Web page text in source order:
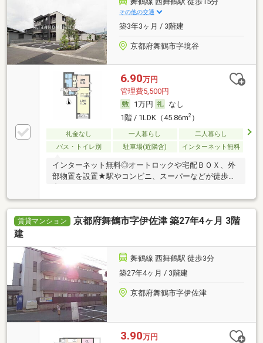
その他の交通
築3年3ヶ月 / 3階建
京都府舞鶴市字境谷
6.90万円
管理費5,500円
1万円
なし
1階 / 1LDK（45.86m2）
礼金なし 一人暮らし
二人暮らし
バス・トイレ別
駐車場(近隣含) インターネット無料
インターネット無料◎オートロックや宅配ＢＯＸ、外
部物置を設置★駅やコンビニ、スーパーなどが徒歩圏
賃貸マンション
京都府舞鶴市字伊佐津 築27年4ヶ月 3階
建
舞鶴線 西舞鶴駅 徒歩3分
築27年4ヶ月 / 3階建
京都府舞鶴市字伊佐津
3.90万円